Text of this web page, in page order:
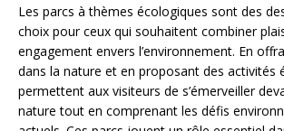
Les parcs à thèmes écologiques sont des
choix pour ceux qui souhaitent combiner
engagement envers l’environnement. En
dans la nature et en proposant des activités
permettent aux visiteurs de s’émerveiller
nature tout en comprenant les défis